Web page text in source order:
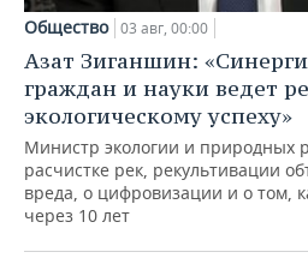
Общество 03 авг, 00:00
Азат Зиганшин:
граждан и науки ведет
экологическому успеху»
Министр экологии и природных
расчистке рек, рекультивации
вреда, о цифровизации и о том,
через 10 лет